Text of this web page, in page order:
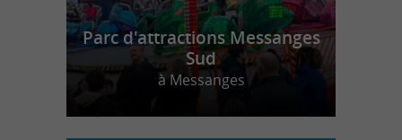
Parc d'attractions Messanges
Sud
à Messanges